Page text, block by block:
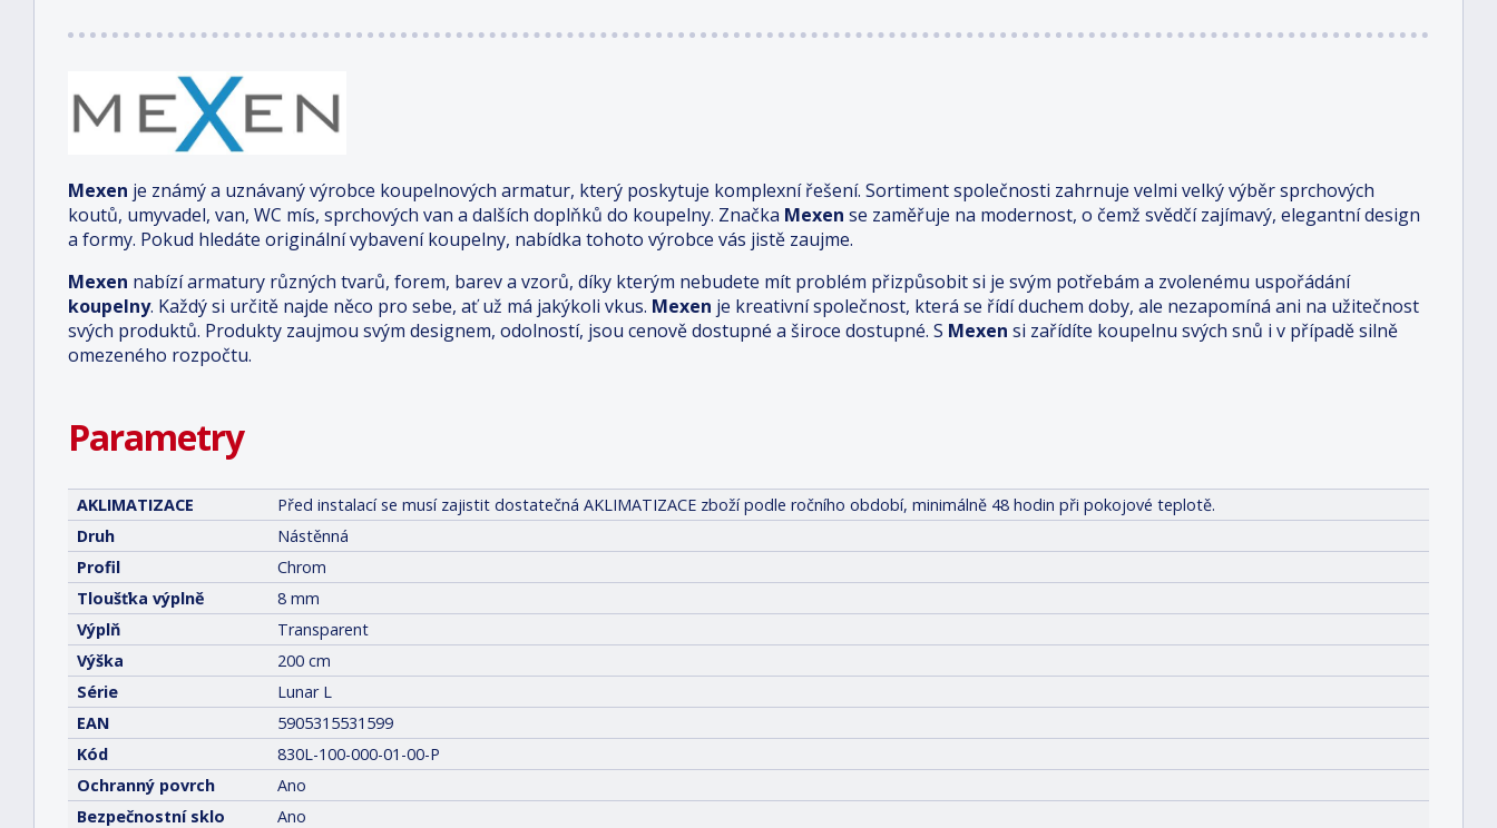
Mexen je známý a uznávaný výrobce koupelnových armatur, který poskytuje komplexní řešení. Sortiment společnosti zahrnuje velmi velký výběr sprchových
koutů, umyvadel, van, WC mís, sprchových van a dalších doplňků do koupelny. Značka Mexen se zaměřuje na modernost, o čemž svědčí zajímavý, elegantní design
a formy. Pokud hledáte originální vybavení koupelny, nabídka tohoto výrobce vás jistě zaujme.
Mexen nabízí armatury různých tvarů, forem, barev a vzorů, díky kterým nebudete mít problém přizpůsobit si je svým potřebám a zvolenému uspořádání
koupelny. Každý si určitě najde něco pro sebe, ať už má jakýkoli vkus. Mexen je kreativní společnost, která se řídí duchem doby, ale nezapomíná ani na užitečnost
svých produktů. Produkty zaujmou svým designem, odolností, jsou cenově dostupné a široce dostupné. S Mexen si zařídíte koupelnu svých snů i v případě silně
omezeného rozpočtu.
Parametry
AKLIMATIZACE
Před instalací se musí zajistit dostatečná AKLIMATIZACE zboží podle ročního období, minimálně 48 hodin při pokojové teplotě.
Druh
Nástěnná
Profil
Chrom
Tloušťka výplně
8 mm
Výplň
Transparent
Výška
200 cm
Série
Lunar L
EAN
5905315531599
Kód
830L-100-000-01-00-P
Ochranný povrch
Ano
Bezpečnostní sklo
Ano